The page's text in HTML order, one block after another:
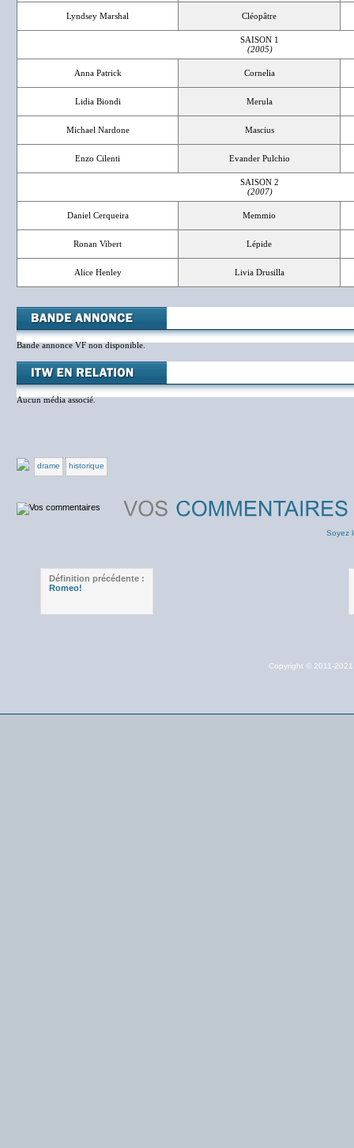
Lyndsey Marshal Cléopâtre
SAISON 1
(2005)
Anna Patrick Cornelia
Lidia Biondi Merula
Michael Nardone Mascius
Enzo Cilenti Evander Pulchio
SAISON 2
(2007)
Daniel Cerqueira Memmio
Ronan Vibert Lépide
Alice Henley Livia Drusilla
Bande annonce VF non disponible.
Aucun média associé.
drame historique
Soyez
Définition précédente :
Romeo!
Copyright © 2011-